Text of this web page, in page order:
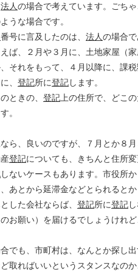
法人の場合で考えています。ごち
うな場合です。
番号に言及したのは、 法人の場合で
ば、２月や３月に、土地家屋（
それをもって、４月以降に、課
、 登記所に登記します。
ときの、 登記 上の住所で、どこ
。
ら、良いのですが、７月とか８月
登記についても、きちんと住所
しないケースもあります。市役所
あとから延滞金などとられると
した会社ならば、 登記所に登記
のお願い）を届けるでしょうけれ
でも、市町村は、なんとか探し
取ればいいというスタンスなの